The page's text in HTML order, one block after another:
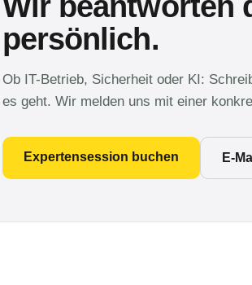
persönlich.
Ob IT-Betrieb, Sicherheit oder KI:
es geht. Wir melden uns mit einer
Expertensession buchen E-